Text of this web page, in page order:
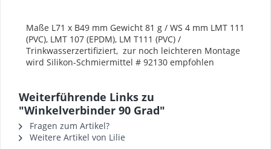
Maße L71 x B49 mm Gewicht 81 g / WS 4 mm LMT 111
(PVC), LMT 107 (EPDM), LM T111 (PVC) /
Trinkwasserzertifiziert, zur noch leichteren Montage
wird Silikon-Schmiermittel # 92130 empfohlen
Weiterführende Links zu
"Winkelverbinder 90 Grad"
Fragen zum Artikel?
Weitere Artikel von Lilie